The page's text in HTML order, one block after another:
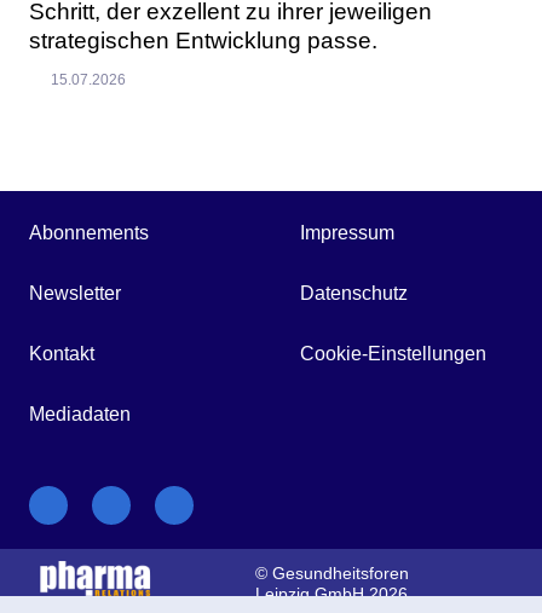
Schritt, der exzellent zu ihrer jeweiligen
strategischen Entwicklung passe.
15.07.2026
Abonnements
Newsletter
Kontakt
Mediadaten
Impressum
Datenschutz
Cookie-Einstellungen
© Gesundheitsforen
Leipzig GmbH 2026